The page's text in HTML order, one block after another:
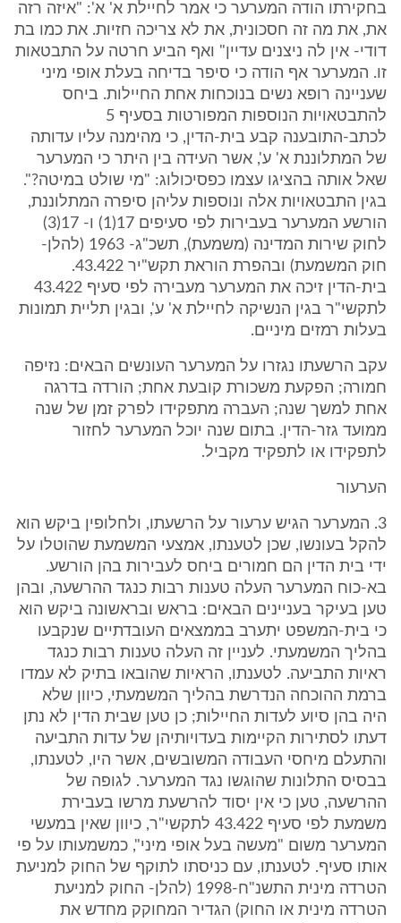
בחקירתו הודה המערער כי אמר לחיילת א' א': "איזה רזה
את, את מה זה חסכונית, את לא צריכה חזיות. את כמו בת
דודי- אין לה ניצנים עדיין" ואף הביע חרטה על התבטאות
זו. המערער אף הודה כי סיפר בדיחה בעלת אופי מיני
שעניינה רופא נשים בנוכחות אחת החיילות. ביחס
להתבטאויות הנוספות המפורטות בסעיף 5
לכתב-התובענה קבע בית-הדין, כי מהימנה עליו עדותה
של המתלוננת א' ע', אשר העידה בין היתר כי המערער
שאל אותה בהציגו עצמו כפסיכולוג: "מי שולט במיטה?".
בגין התבטאויות אלה ונוספות עליהן סיפרה המתלוננת,
הורשע המערער בעבירות לפי סעיפים 17(1) ו- 17(3)
לחוק שירות המדינה (משמעת), תשכ"ג- 1963 (להלן-
חוק המשמעת) ובהפרת הוראת תקש"יר 43.422.
בית-הדין זיכה את המערער מעבירה לפי סעיף 43.422
לתקשי"ר בגין הנשיקה לחיילת א' ע', ובגין תליית תמונות
בעלות רמזים מיניים.
עקב הרשעתו נגזרו על המערער העונשים הבאים: נזיפה
חמורה; הפקעת משכורת קובעת אחת; הורדה בדרגה
אחת למשך שנה; העברה מתפקידו לפרק זמן של שנה
ממועד גזר-הדין. בתום שנה יוכל המערער לחזור
לתפקידו או לתפקיד מקביל.
הערעור
3. המערער הגיש ערעור על הרשעתו, ולחלופין ביקש הוא
להקל בעונשו, שכן לטענתו, אמצעי המשמעת שהוטלו על
ידי בית הדין הם חמורים ביחס לעבירות בהן הורשע.
בא-כוח המערער העלה טענות רבות כנגד ההרשעה, ובהן
טען בעיקר בעניינים הבאים: בראש ובראשונה ביקש הוא
כי בית-המשפט יתערב בממצאים העובדתיים שנקבעו
בהליך המשמעתי. לעניין זה העלה טענות רבות כנגד
ראיות התביעה. לטענתו, הראיות שהובאו בתיק לא עמדו
ברמת ההוכחה הנדרשת בהליך המשמעתי, כיוון שלא
היה בהן סיוע לעדות החיילות; כן טען שבית הדין לא נתן
דעתו לסתירות הקיימות בעדויותיהן של עדות התביעה
והתעלם מיחסי העבודה המשובשים, אשר היו, לטענתו,
בבסיס התלונות שהוגשו נגד המערער. לגופה של
ההרשעה, טען כי אין יסוד להרשעת מרשו בעבירת
משמעת לפי סעיף 43.422 לתקשי"ר, כיוון שאין במעשי
המערער משום "מעשה בעל אופי מיני", כמשמעותו על פי
אותו סעיף. לטענתו, עם כניסתו לתוקף של החוק למניעת
הטרדה מינית התשנ"ח-1998 (להלן- החוק למניעת
הטרדה מינית או החוק) הגדיר המחוקק מחדש את